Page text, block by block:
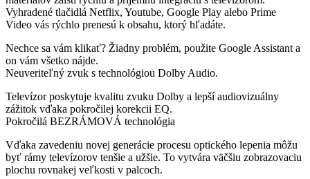
Vyhradené tlačidlá Netflix, Youtube, Google Play alebo Prime
Video vás rýchlo prenesú k obsahu, ktorý hľadáte.
Nechce sa vám klikať? Žiadny problém, použite Google Assistant a
on vám všetko nájde.
Neuveriteľný zvuk s technológiou Dolby Audio.
Televízor poskytuje kvalitu zvuku Dolby a lepší audiovizuálny
zážitok vďaka pokročilej korekcii EQ.
Pokročilá BEZRÁMOVÁ technológia
Vďaka zavedeniu novej generácie procesu optického lepenia môžu
byť rámy televízorov tenšie a užšie. To vytvára väčšiu zobrazovaciu
plochu rovnakej veľkosti v palcoch.